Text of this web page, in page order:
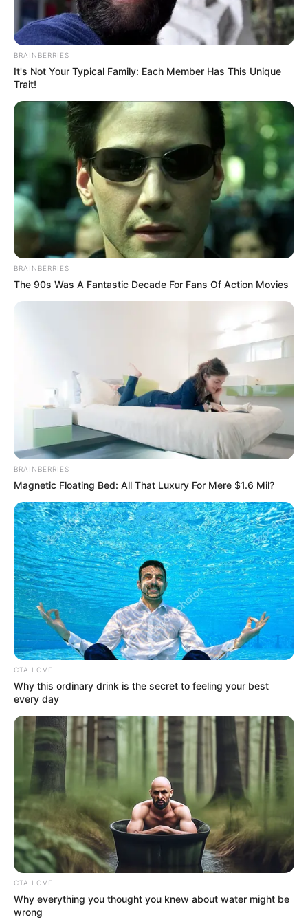
Setelah berkarir sekitar 4 tahun, pihak agensi mengumumkan
bahwa Gugudan dibubarkan dan mengakhiri semua aktifitas grup
pada 31 desember 2020 setelah hiatus seama 2 tahun.
(foto: instagram/gu9udan)
Play
00:00
Mute
Play
Daftar isi
Sosial Media Resmi
Situs Resmi:jelly-fish.co.kr/gu9udan
Facebook: gu9udan
Twitter:@gu9udan
Instagram:@gu9udan
TikTok: –
Youtube: Gugudan Official
V Live:
구구단(gugudan)
Fan Cafe: gu9udan
Weibo:gu9udan
Member
1. Hana
BRAINBERRIES
It's Not Your Typical Family: Each Member Has This Unique
Trait!
BRAINBERRIES
The 90s Was A Fantastic Decade For Fans Of Action Movies
BRAINBERRIES
Magnetic Floating Bed: All That Luxury For Mere $1.6 Mil?
CTA LOVE
Why this ordinary drink is the secret to feeling your best
every day
CTA LOVE
Why everything you thought you knew about water might be
wrong